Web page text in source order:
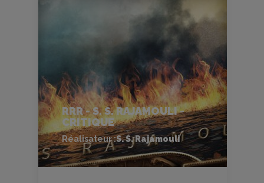
RRR - S. S. RAJAMOULI -
CRITIQUE
Réalisateur :S. S. Rajamouli